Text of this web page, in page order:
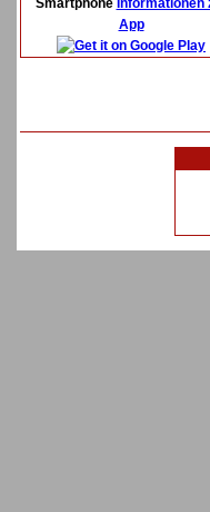
Smartphone Informationen
App